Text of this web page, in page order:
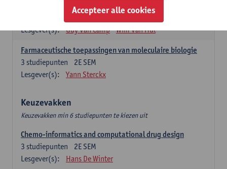
Genetica en farmacogenetica
2E SEM
Lesgever(s):
Guy Van Camp Wim Van Hul
Farmaceutische toepassingen van moleculaire biologie
2E SEM
3 studiepunten
Lesgever(s):
Yann Sterckx
Keuzevakken
Keuzevakken min 6 studiepunten te kiezen uit
Chemo-informatics and computational drug design
2E SEM
3 studiepunten
Lesgever(s):
Hans De Winter
Accepteer alle cookies